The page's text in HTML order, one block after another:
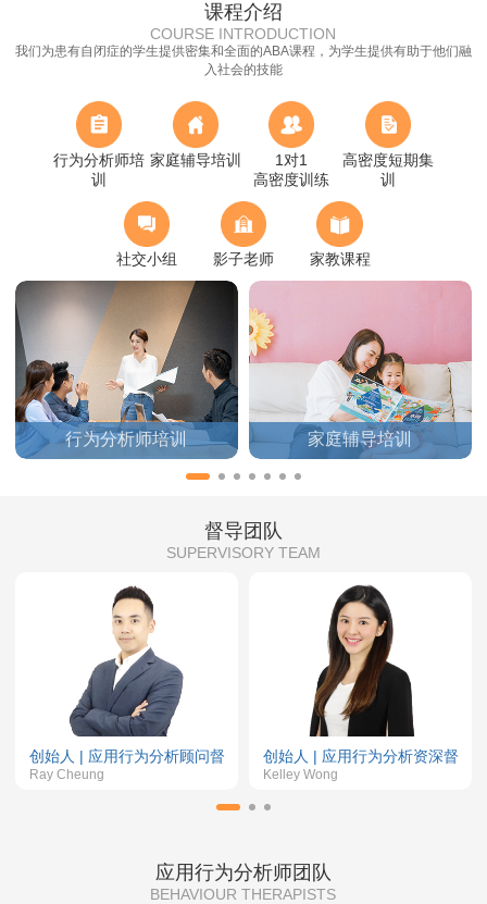
课程介绍
COURSE INTRODUCTION
我们为患有自闭症的学生提供密集和全面的ABA课程，为学生提供有助于他们融
入社会的技能
行为分析师培
训
家庭辅导培训
1对1
高密度训练
高密度短期集
训
社交小组 影子老师 家教课程
行为分析师培训 家庭辅导培训
督导团队
SUPERVISORY TEAM
创始人 | 应用行为分析顾问督
导
Ray Cheung
创始人 | 应用行为分析资深督
导
Kelley Wong
应用行为分析师团队
BEHAVIOUR THERAPISTS